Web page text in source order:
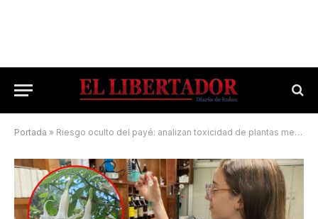
Portada » Riesgo oculto del payé: analizan toxicidad de plantas medicinales del NEA